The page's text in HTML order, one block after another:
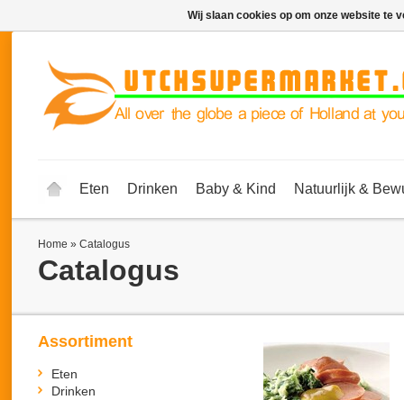
Eten Drinken Baby & Kind Natuurlijk &
Home » Catalogus
Catalogus
Assortiment
Eten
Drinken
Wij slaan cookies op om onze website te